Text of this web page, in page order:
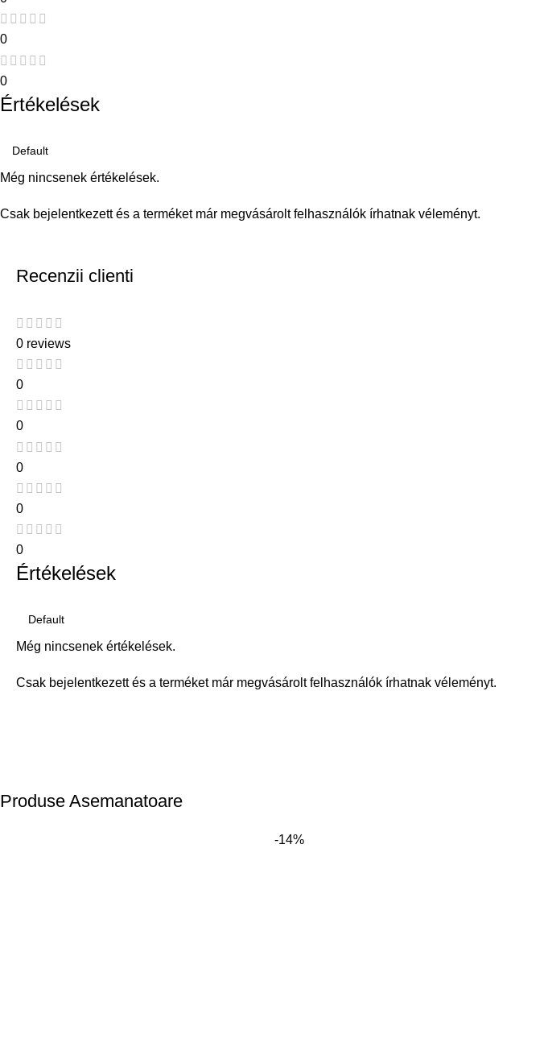
0
0
Értékelések
Még nincsenek értékelések.
Csak bejelentkezett és a terméket már megvásárolt felhasználók írhatnak véleményt.
Recenzii clienti
0 reviews
0
0
0
0
0
Értékelések
Még nincsenek értékelések.
Csak bejelentkezett és a terméket már megvásárolt felhasználók írhatnak véleményt.
Produse Asemanatoare
-14%